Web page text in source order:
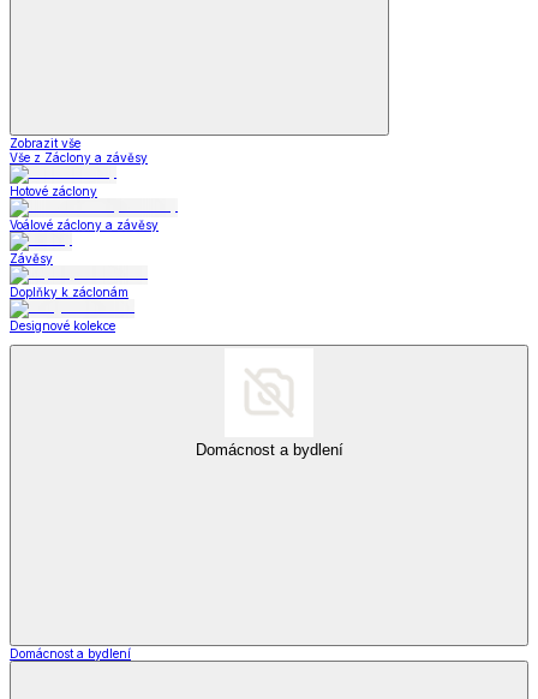
Zobrazit vše
Vše z Záclony a závěsy
Hotové záclony
Voálové záclony a závěsy
Závěsy
Doplňky k záclonám
Designové kolekce
Domácnost a bydlení
Domácnost a bydlení